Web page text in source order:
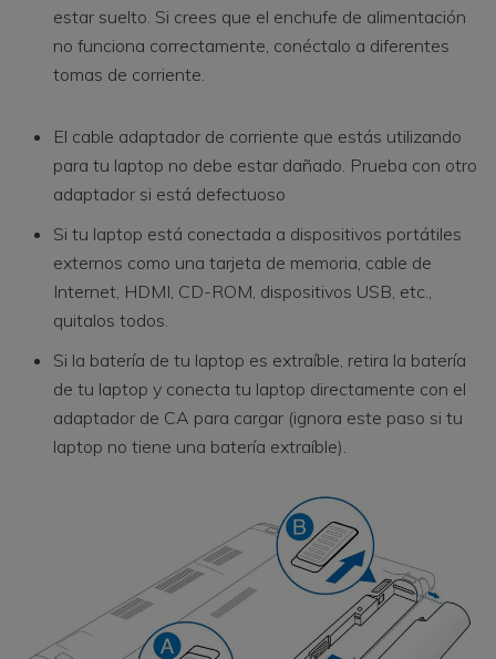
estar suelto. Si crees que el enchufe de alimentación
no funciona correctamente, conéctalo a diferentes
tomas de corriente.
El cable adaptador de corriente que estás utilizando
para tu laptop no debe estar dañado. Prueba con otro
adaptador si está defectuoso
Si tu laptop está conectada a dispositivos portátiles
externos como una tarjeta de memoria, cable de
Internet, HDMI, CD-ROM, dispositivos USB, etc.,
quitalos todos.
Si la batería de tu laptop es extraíble, retira la batería
de tu laptop y conecta tu laptop directamente con el
adaptador de CA para cargar (ignora este paso si tu
laptop no tiene una batería extraíble).